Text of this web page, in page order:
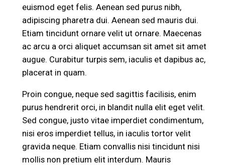
euismod eget felis. Aenean sed purus nibh,
adipiscing pharetra dui. Aenean sed mauris dui.
Etiam tincidunt ornare velit ut ornare. Maecenas
ac arcu a orci aliquet accumsan sit amet sit amet
augue. Curabitur turpis sem, iaculis et dapibus ac,
placerat in quam.
Proin congue, neque sed sagittis facilisis, enim
purus hendrerit orci, in blandit nulla elit eget velit.
Sed congue, justo vitae imperdiet condimentum,
nisi eros imperdiet tellus, in iaculis tortor velit
gravida neque. Etiam convallis nisi tincidunt nisi
mollis non pretium elit interdum. Mauris